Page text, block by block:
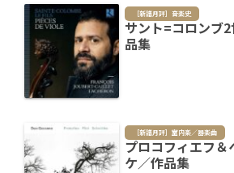
［新譜月評］音楽史
サント=コロンブ
品集
［新譜月評］室内楽／器楽曲
プロコフィエフ＆
ケ／作品集